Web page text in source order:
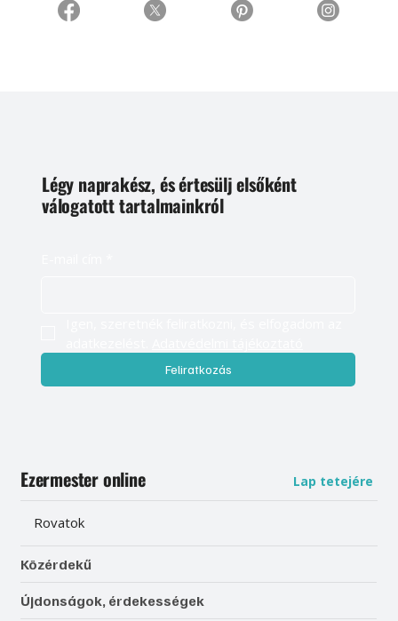
Légy naprakész, és értesülj elsőként
válogatott tartalmainkról
Feliratkozás
Ezermester online Lap tetejére
Rovatok
Közérdekű
Újdonságok, érdekességek